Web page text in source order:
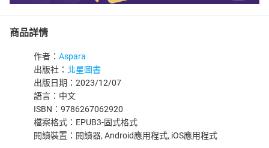
商品詳情
作者： Aspara
出版社： 北星圖書
出版日期：2023/12/07
語言：中文
ISBN：9786267062920
檔案格式：EPUB3-固式格式
閱讀裝置：閱讀器, Android應用程式, iOS應用程式